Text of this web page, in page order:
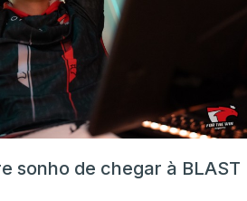
sonho de chegar à BLAST